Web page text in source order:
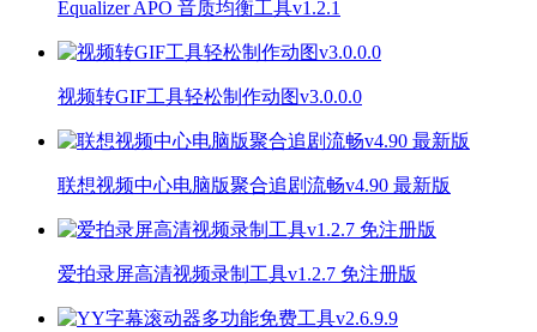
Equalizer APO 音质均衡工具v1.2.1
视频转GIF工具轻松制作动图v3.0.0.0
联想视频中心电脑版聚合追剧流畅v4.90 最新版
爱拍录屏高清视频录制工具v1.2.7 免注册版